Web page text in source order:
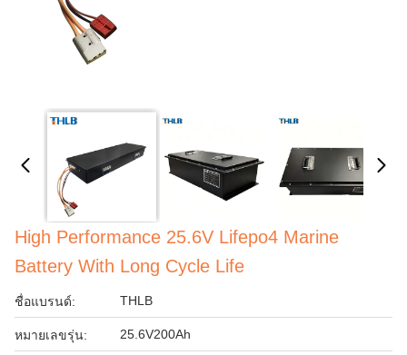
High Performance 25.6V Lifepo4 Marine
Battery With Long Cycle Life
ชื่อแบรนด์: THLB
หมายเลขรุ่น: 25.6V200Ah